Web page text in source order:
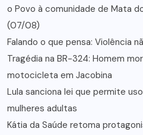
o Povo à comunidade de Mata
(07/08)
Falando o que pensa: Violência
Tragédia na BR-324: Homem
motocicleta em Jacobina
Lula sanciona lei que permite
mulheres adultas
Kátia da Saúde retoma